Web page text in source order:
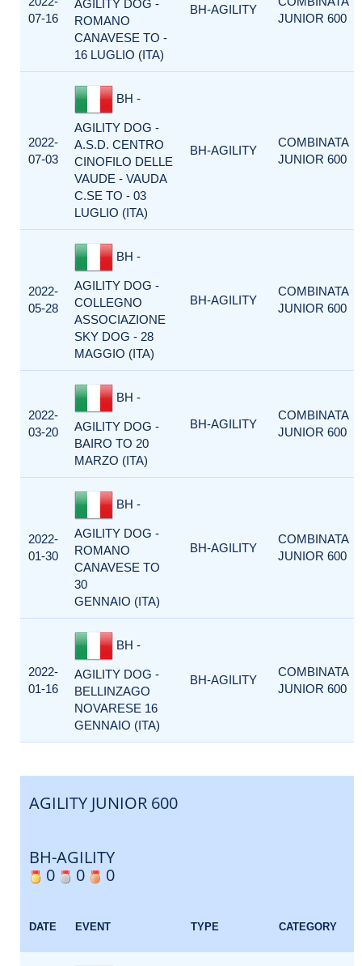
07-16
AGILITY DOG -
ROMANO
CANAVESE TO -
16 LUGLIO (ITA)
BH-AGILITY
JUNIOR 600
2022-
07-03
BH -
AGILITY DOG -
A.S.D. CENTRO
CINOFILO DELLE
VAUDE - VAUDA
C.SE TO - 03
LUGLIO (ITA)
BH-AGILITY
COMBINATA
JUNIOR 600
2022-
05-28
BH -
AGILITY DOG -
COLLEGNO
ASSOCIAZIONE
SKY DOG - 28
MAGGIO (ITA)
BH-AGILITY
COMBINATA
JUNIOR 600
2022-
03-20
BH -
AGILITY DOG -
BAIRO TO 20
MARZO (ITA)
BH-AGILITY
COMBINATA
JUNIOR 600
2022-
01-30
BH -
AGILITY DOG -
ROMANO
CANAVESE TO
30
GENNAIO (ITA)
BH-AGILITY
COMBINATA
JUNIOR 600
2022-
01-16
BH -
AGILITY DOG -
BELLINZAGO
NOVARESE 16
GENNAIO (ITA)
BH-AGILITY
COMBINATA
JUNIOR 600
AGILITY JUNIOR 600
BH-AGILITY
0
0 0
DATE EVENT TYPE CATEGORY